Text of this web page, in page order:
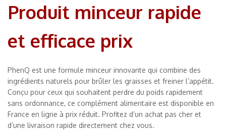
Produit minceur rapide
et efficace prix
PhenQ est une formule minceur innovante qui combine des
ingrédients naturels pour brûler les graisses et freiner l’appétit.
Conçu pour ceux qui souhaitent perdre du poids rapidement
sans ordonnance, ce complément alimentaire est disponible en
France en ligne à prix réduit. Profitez d’un achat pas cher et
d’une livraison rapide directement chez vous.